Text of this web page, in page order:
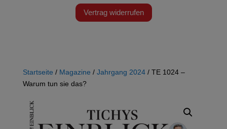
Vertrag widerrufen
Startseite / Magazine / Jahrgang 2024/ TE 1024 –
Warum tun sie das?